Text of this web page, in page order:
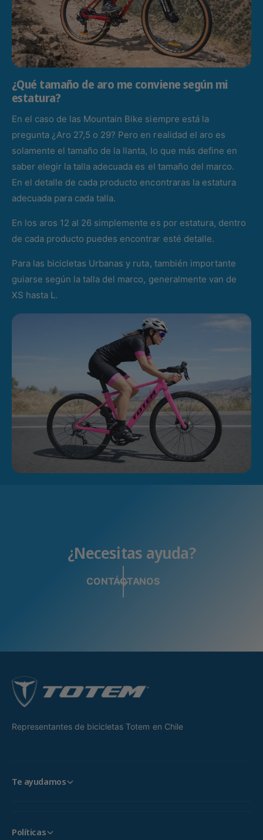
¿Qué tamaño de aro me conviene según mi
estatura?
En el caso de las Mountain Bike siempre está la
pregunta ¿Aro 27,5 o 29? Pero en realidad el aro es
solamente el tamaño de la llanta, lo que más define en
saber elegir la talla adecuada es el tamaño del marco.
En el detalle de cada producto encontraras la estatura
adecuada para cada talla.
En los aros 12 al 26 simplemente es por estatura, dentro
de cada producto puedes encontrar esté detalle.
Para las bicicletas Urbanas y ruta, también importante
guiarse según la talla del marco, generalmente van de
XS hasta L.
¿Necesitas ayuda?
CONTÁCTANOS
Representantes de bicicletas Totem en Chile
Te ayudamos
Políticas